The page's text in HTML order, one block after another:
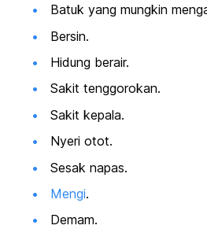
Batuk yang mungkin
Bersin.
Hidung berair.
Sakit tenggorokan.
Sakit kepala.
Nyeri otot.
Sesak napas.
Mengi.
Demam.